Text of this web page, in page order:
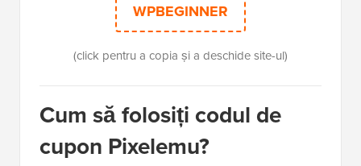
WPBEGINNER
(click pentru a copia și a deschide site-ul)
Cum să folosiți codul de
cupon Pixelemu?